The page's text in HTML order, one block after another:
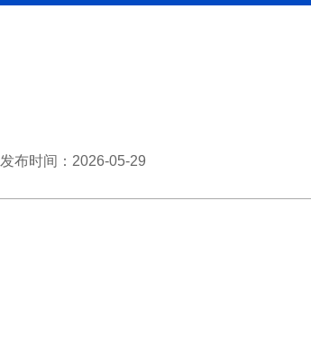
发布时间：2026-05-29